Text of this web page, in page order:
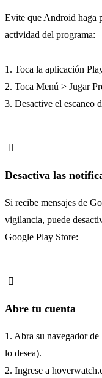
Evite que Android haga
actividad del programa:
1. Toca la aplicación
2. Toca Menú > Jugar
3. Desactive el escaneo
Desactiva las
Si recibe mensajes de
vigilancia, puede
Google Play Store:
Abre tu cuenta
1. Abra su navegador
lo desea).
2. Ingrese a